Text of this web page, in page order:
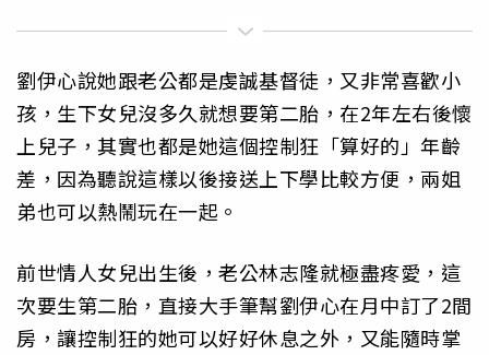
劉伊心說她跟老公都是虔誠基督徒，又非常喜歡小
孩，生下女兒沒多久就想要第二胎，在2年左右後懷
上兒子，其實也都是她這個控制狂「算好的」年齡
差，因為聽說這樣以後接送上下學比較方便，兩姐
弟也可以熱鬧玩在一起。
前世情人女兒出生後，老公林志隆就極盡疼愛，這
次要生第二胎，直接大手筆幫劉伊心在月中訂了2間
房，讓控制狂的她可以好好休息之外，又能隨時掌